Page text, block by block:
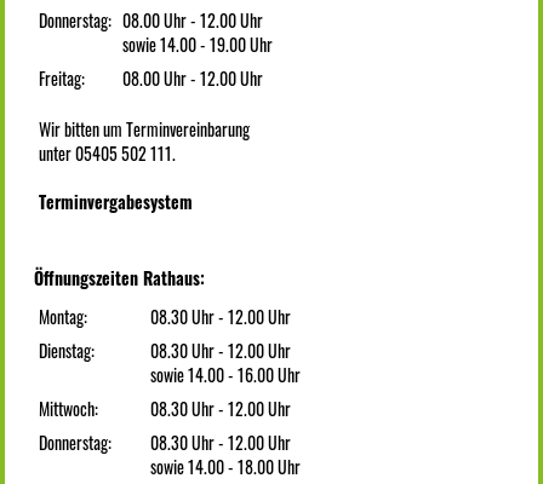
Donnerstag: 08.00 Uhr - 12.00 Uhr
sowie 14.00 - 19.00 Uhr
Freitag:
08.00 Uhr - 12.00 Uhr
Wir bitten um Terminvereinbarung
unter 05405 502 111.
Terminvergabesystem
Öffnungszeiten Rathaus:
Montag:
08.30 Uhr - 12.00 Uhr
Dienstag:
08.30 Uhr - 12.00 Uhr
sowie 14.00 - 16.00 Uhr
Mittwoch:
08.30 Uhr - 12.00 Uhr
Donnerstag:
08.30 Uhr - 12.00 Uhr
sowie 14.00 - 18.00 Uhr